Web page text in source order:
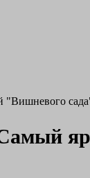
"Вишневого